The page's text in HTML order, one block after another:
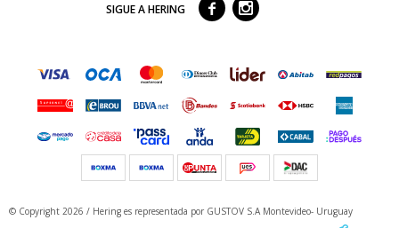
SIGUE A HERING  
© Copyright 2026 / Hering es representada por GUSTOV S.A Montevideo- Uruguay